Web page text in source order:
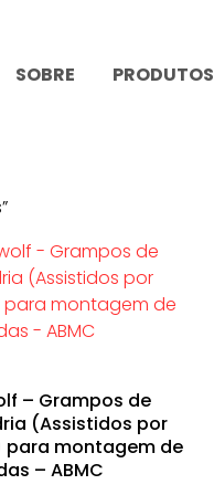
SOBRE PRODUTOS
– Grampos de
(Assistidos por
para montagem de
– ABMC